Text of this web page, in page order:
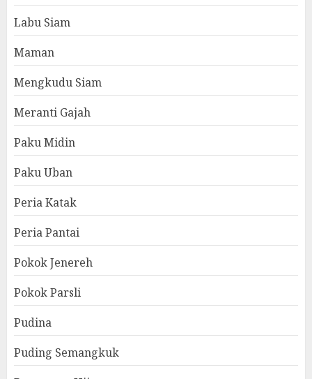
Labu Siam
Maman
Mengkudu Siam
Meranti Gajah
Paku Midin
Paku Uban
Peria Katak
Peria Pantai
Pokok Jenereh
Pokok Parsli
Pudina
Puding Semangkuk